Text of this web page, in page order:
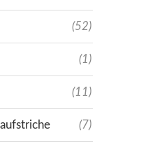
(52)
(1)
(11)
(7)